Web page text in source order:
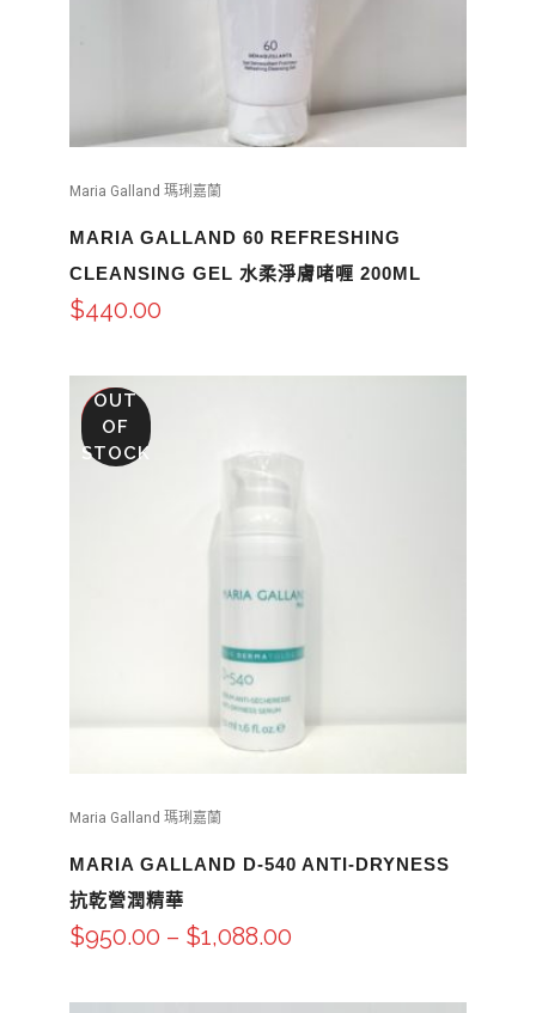
Maria Galland 瑪琍嘉蘭
MARIA GALLAND 60 REFRESHING
CLEANSING GEL 水柔淨膚啫喱 200ML
$440.00
SALE
OUT
OF
STOCK
Maria Galland 瑪琍嘉蘭
MARIA GALLAND D-540 ANTI-DRYNESS
抗乾營潤精華
$950.00 – $1,088.00